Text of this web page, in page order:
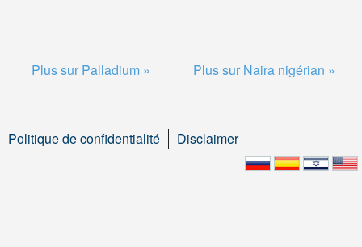
Plus sur Palladium » Plus sur Naira nigérian »
Politique de confidentialité Disclaimer